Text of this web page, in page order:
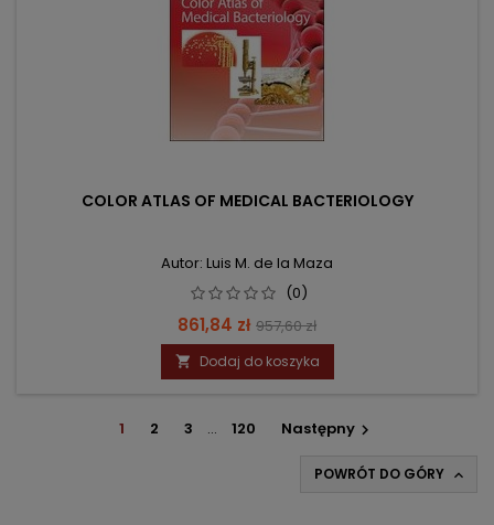
COLOR ATLAS OF MEDICAL BACTERIOLOGY
Autor: Luis M. de la Maza
(0)
Cena
861,84 zł Cena
podstawowa
957,60 zł
 Dodaj do koszyka
1 2 3 … 120 Następny 
POWRÓT DO GÓRY 